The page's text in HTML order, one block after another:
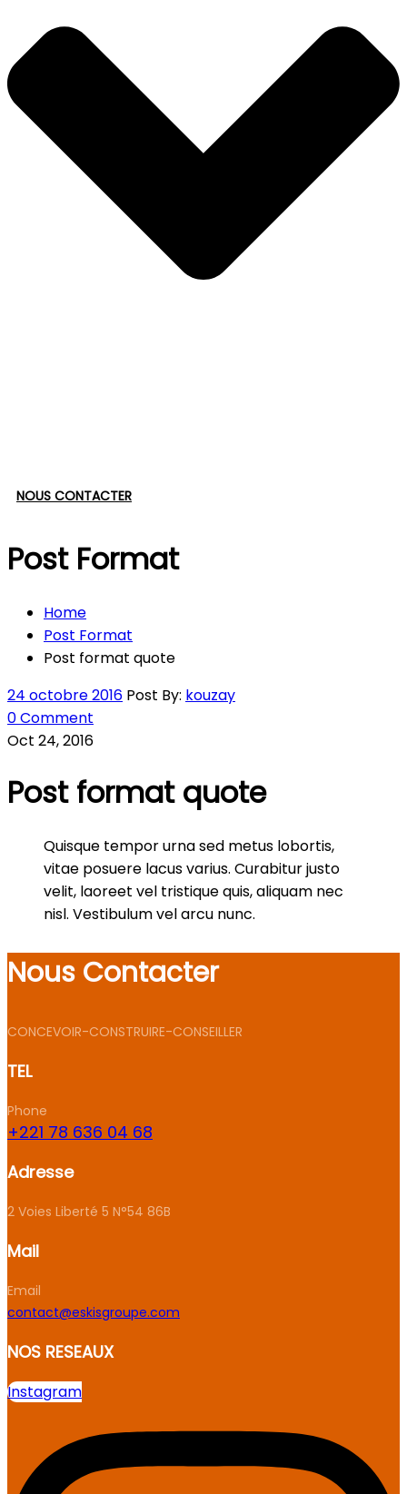
NOUS CONTACTER
Post Format
Home
Post Format
Post format quote
24 octobre 2016 Post By: kouzay
0 Comment
Oct 24, 2016
Post format quote
Quisque tempor urna sed metus lobortis,
vitae posuere lacus varius. Curabitur justo
velit, laoreet vel tristique quis, aliquam nec
nisl. Vestibulum vel arcu nunc.
Nous Contacter
CONCEVOIR-CONSTRUIRE-CONSEILLER
TEL
Phone
+221 78 636 04 68
Adresse
2 Voies Liberté 5 N°54 86B
Mail
Email
contact@eskisgroupe.com
NOS RESEAUX
Instagram